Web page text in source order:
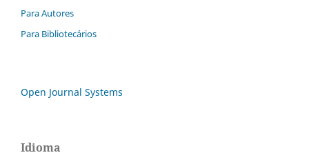
Para Autores
Para Bibliotecários
Open Journal Systems
Idioma